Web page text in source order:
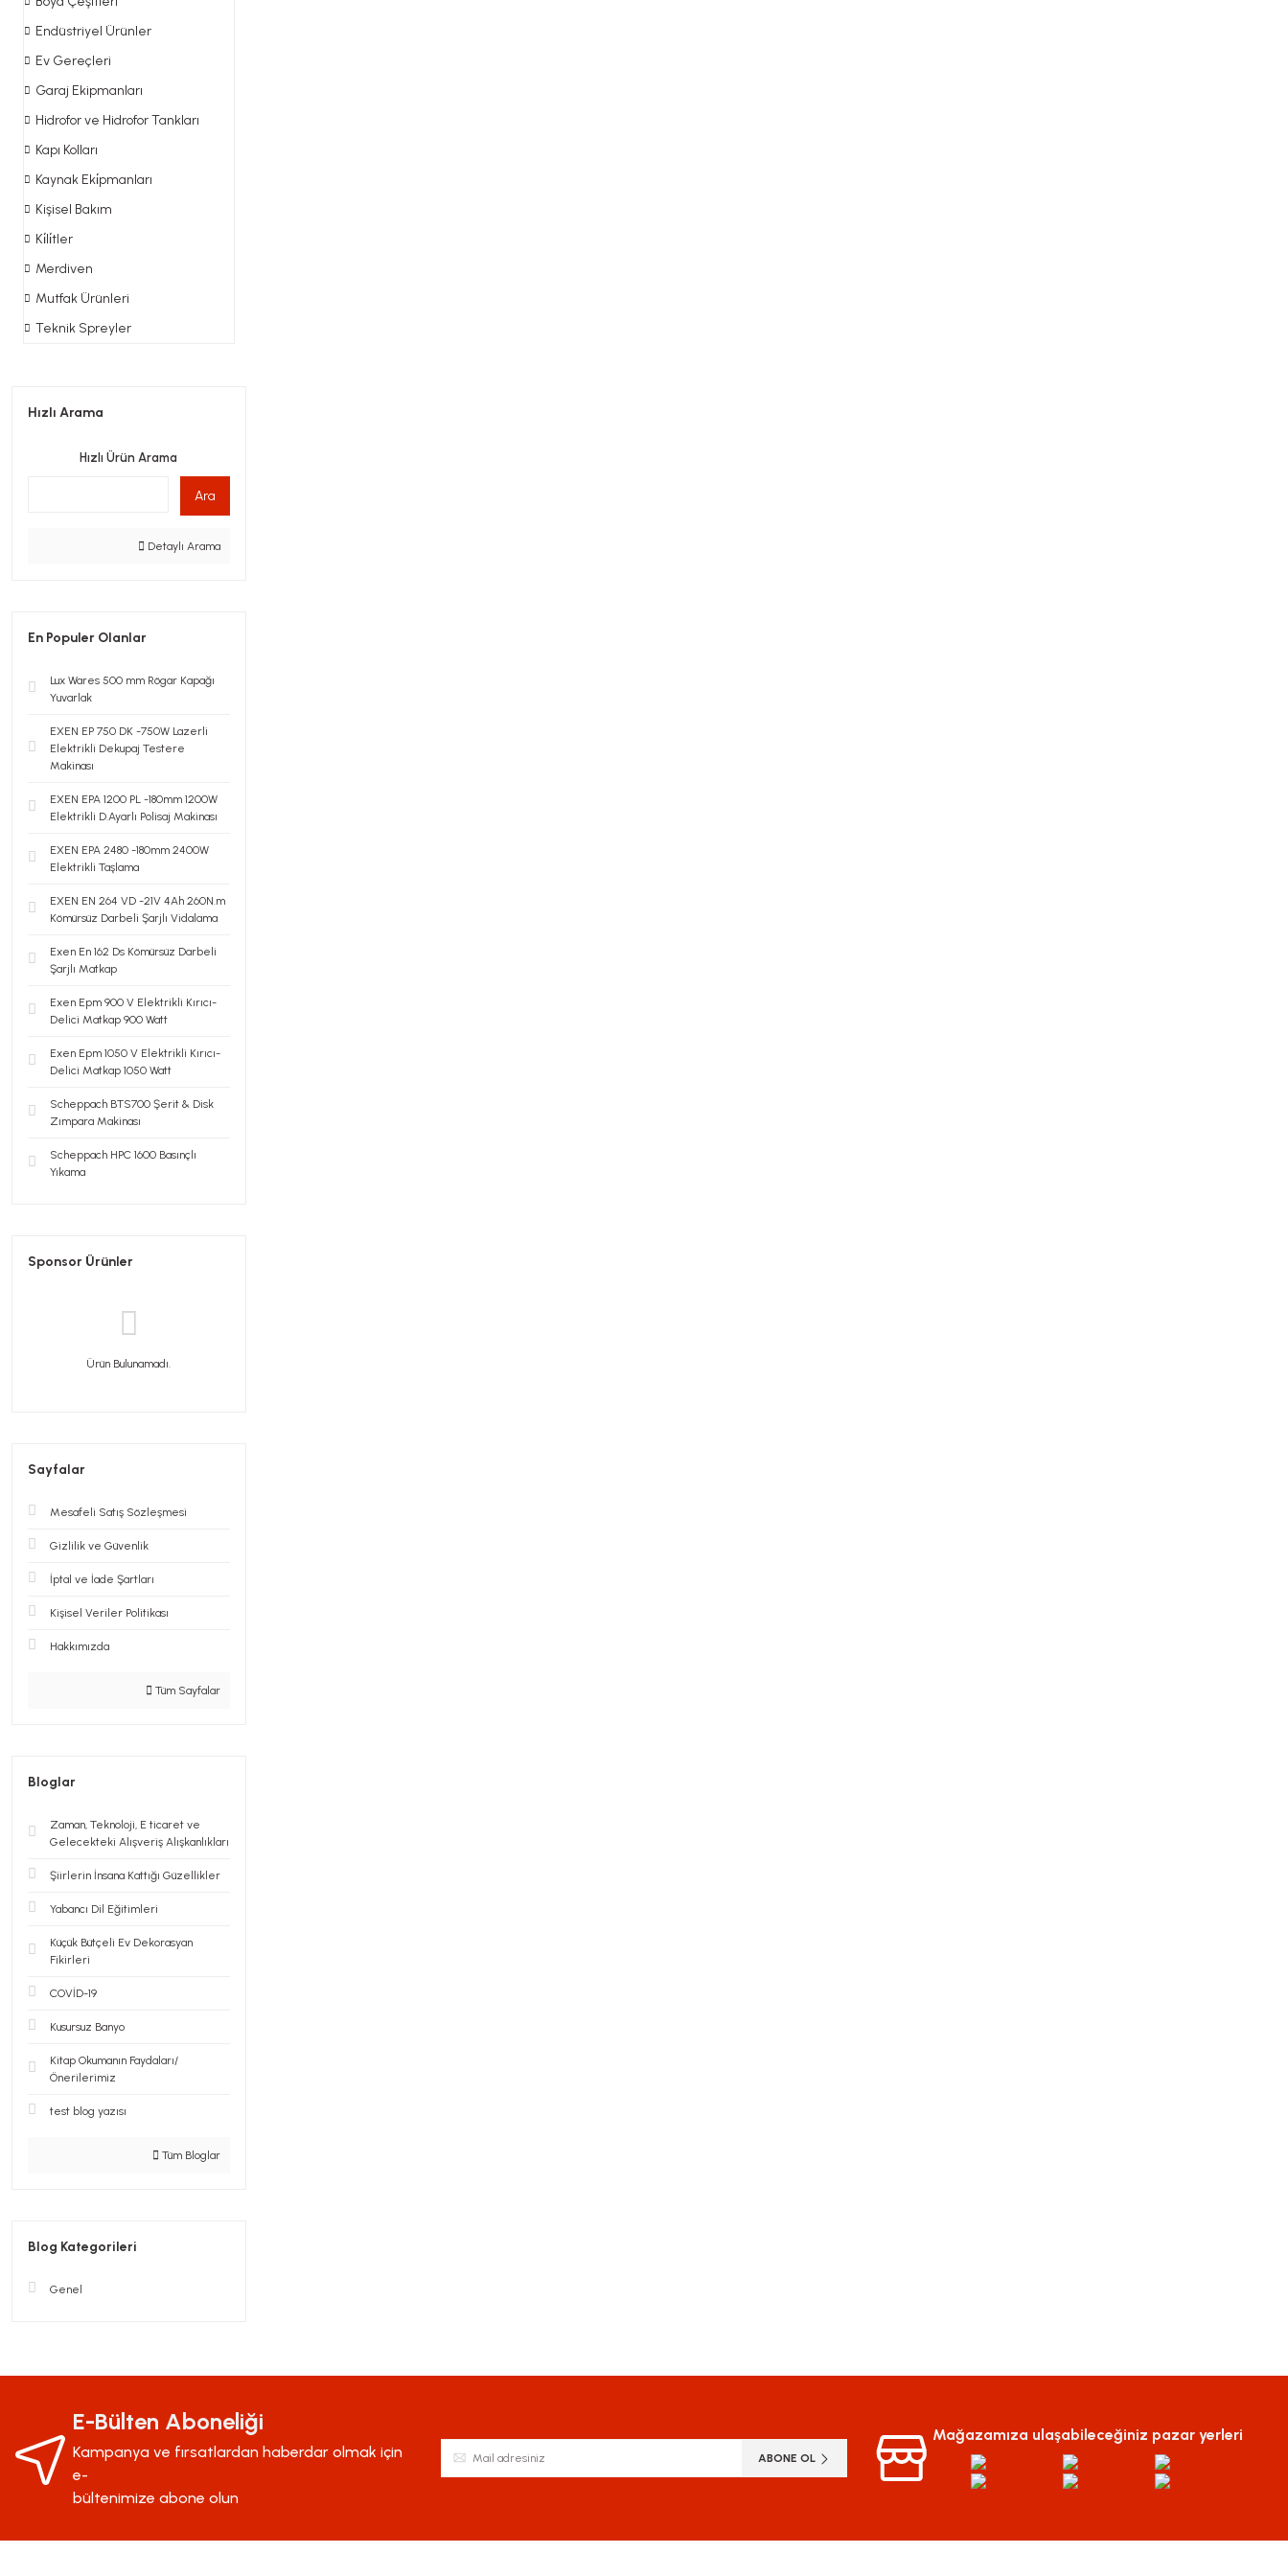
Endüstriyel Ürünler
Ev Gereçleri
Garaj Ekipmanları
Hidrofor ve Hidrofor Tankları
Kapı Kolları
Kaynak Eki̇pmanları
Kişisel Bakım
Ki̇li̇tler
Merdiven
Mutfak Ürünleri
Teknik Spreyler
Hızlı Arama
Hızlı Ürün Arama
Ara
Detaylı Arama
En Populer Olanlar
Lux Wares 500 mm Rögar Kapağı
Yuvarlak
EXEN EP 750 DK -750W Lazerli
Elektrikli Dekupaj Testere
Makinası
EXEN EPA 1200 PL -180mm 1200W
Elektrikli D.Ayarlı Polisaj Makinası
EXEN EPA 2480 -180mm 2400W
Elektrikli Taşlama
EXEN EN 264 VD -21V 4Ah 260N.m
Kömürsüz Darbeli Şarjlı Vidalama
Exen En 162 Ds Kömürsüz Darbeli
Şarjlı Matkap
Exen Epm 900 V Elektrikli Kırıcı-
Delici Matkap 900 Watt
Exen Epm 1050 V Elektrikli Kırıcı-
Delici Matkap 1050 Watt
Scheppach BTS700 Şerit & Disk
Zımpara Makinası
Scheppach HPC 1600 Basınçlı
Yıkama
Sponsor Ürünler
Ürün Bulunamadı.
Sayfalar
Mesafeli Satış Sözleşmesi
Gizlilik ve Güvenlik
İptal ve İade Şartları
Kişisel Veriler Politikası
Hakkımızda
Tüm Sayfalar
Bloglar
Zaman, Teknoloji, E ticaret ve
Gelecekteki Alışveriş Alışkanlıkları
Şiirlerin İnsana Kattığı Güzellikler
Yabancı Dil Eğitimleri
Küçük Bütçeli Ev Dekorasyan
Fikirleri
COVİD-19
Kusursuz Banyo
Kitap Okumanın Faydaları/
Önerilerimiz
test blog yazısı
Tüm Bloglar
Blog Kategorileri
Genel
E-Bülten Aboneliği
Kampanya ve fırsatlardan haberdar olmak için
e-
bültenimize abone olun
ABONE OL
Mağazamıza ulaşabileceğiniz pazar yerleri